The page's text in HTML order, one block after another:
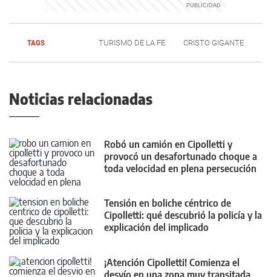
TAGS TURISMO DE LA FE CRISTO GIGANTE
Noticias relacionadas
Robó un camión en Cipolletti y
provocó un desafortunado choque a
toda velocidad en plena persecución
Tensión en boliche céntrico de
Cipolletti: qué descubrió la policía y la
explicación del implicado
¡Atención Cipolletti! Comienza el
desvío en una zona muy transitada